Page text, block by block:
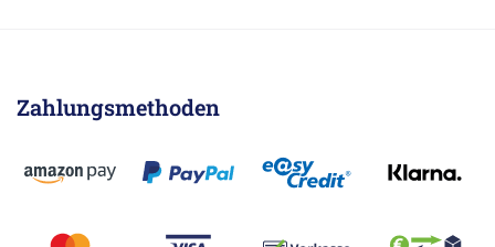
Zahlungsmethoden